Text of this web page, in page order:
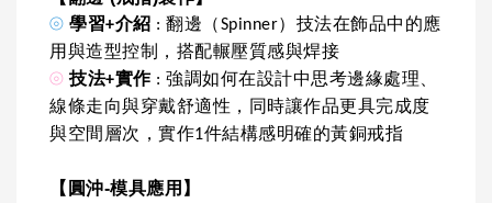
⦾ 學習+介紹 : 翻邊（Spinner）技法在飾品中的應
用與造型控制，搭配輾壓質感與焊接
⦾ 技法+實作: 強調如何在設計中思考邊緣處理、
線條走向與穿戴舒適性，同時讓作品更具完成度
與空間層次，實作1件結構感明確的黃銅戒指
【圓沖-模具應用】